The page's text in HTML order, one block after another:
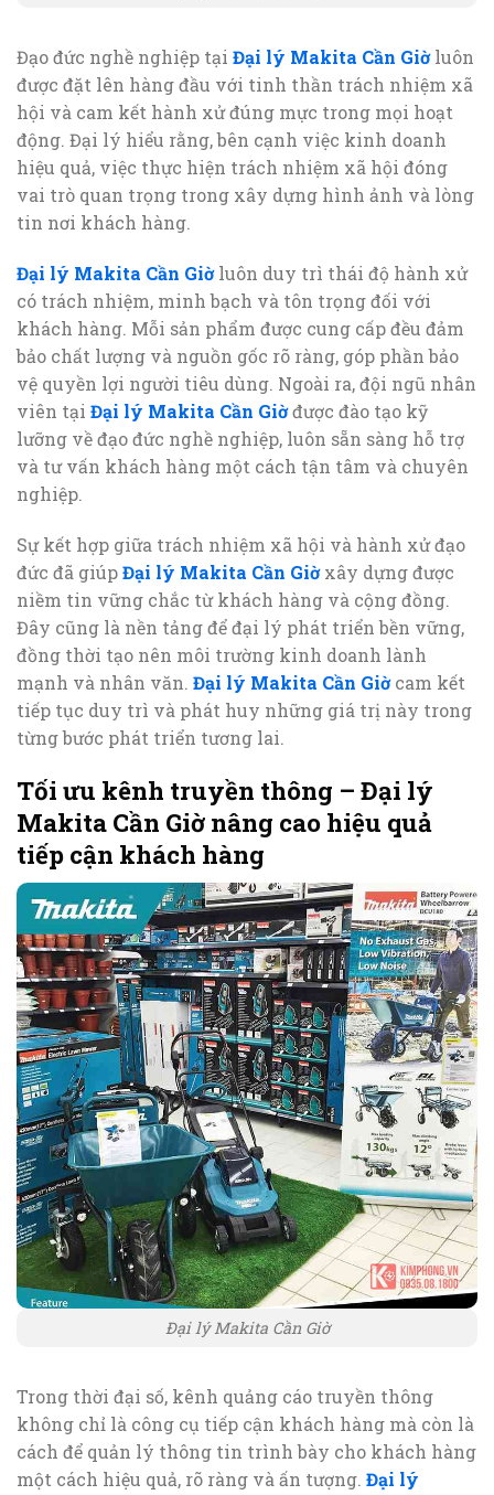
Đạo đức nghề nghiệp tại Đại lý Makita Cần Giờluôn
được đặt lên hàng đầu với tinh thần trách nhiệm xã
hội và cam kết hành xử đúng mực trong mọi hoạt
động. Đại lý hiểu rằng, bên cạnh việc kinh doanh
hiệu quả, việc thực hiện trách nhiệm xã hội đóng
vai trò quan trọng trong xây dựng hình ảnh và lòng
tin nơi khách hàng.
Đại lý Makita Cần Giờluôn duy trì thái độ hành xử
có trách nhiệm, minh bạch và tôn trọng đối với
khách hàng. Mỗi sản phẩm được cung cấp đều đảm
bảo chất lượng và nguồn gốc rõ ràng, góp phần bảo
vệ quyền lợi người tiêu dùng. Ngoài ra, đội ngũ nhân
viên tại Đại lý Makita Cần Giờđược đào tạo kỹ
lưỡng về đạo đức nghề nghiệp, luôn sẵn sàng hỗ trợ
và tư vấn khách hàng một cách tận tâm và chuyên
nghiệp.
Sự kết hợp giữa trách nhiệm xã hội và hành xử đạo
đức đã giúpĐại lý Makita Cần Giờxây dựng được
niềm tin vững chắc từ khách hàng và cộng đồng.
Đây cũng là nền tảng để đại lý phát triển bền vững,
đồng thời tạo nên môi trường kinh doanh lành
mạnh và nhân văn. Đại lý Makita Cần Giờcam kết
tiếp tục duy trì và phát huy những giá trị này trong
từng bước phát triển tương lai.
Tối ưu kênh truyền thông – Đại lý
Makita Cần Giờ nâng cao hiệu quả
tiếp cận khách hàng
Đại lý Makita Cần Giờ
Trong thời đại số, kênh quảng cáo truyền thông
không chỉ là công cụ tiếp cận khách hàng mà còn là
cách để quản lý thông tin trình bày cho khách hàng
một cách hiệu quả, rõ ràng và ấn tượng. Đại lý